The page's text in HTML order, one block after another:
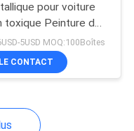
pour voiture
toxique Peinture de
de base
automobile stable
5USD MOQ:100Boîtes
LE CONTACT